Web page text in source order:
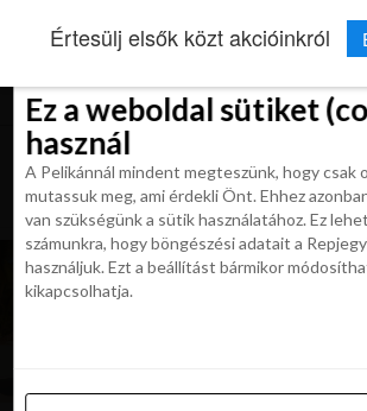
Új Repjegykirály alkalmazás
Aktuális hírek, cikkek és TOP utazási
Beleegyezés Részletek
Ez a weboldal sütiket
használ
A Pelikánnál mindent megteszünk, hogy csak
mutassuk meg, ami érdekli Önt. Ehhez
van szükségünk a sütik használatához. Ez
számunkra, hogy böngészési adatait a
használjuk. Ezt a beállítást bármikor
Elutasít
Beleegyezés Részletek
Ez a weboldal sütiket
használ
A Pelikánnál mindent megteszünk, hogy csak
mutassuk meg, ami érdekli Önt. Ehhez
van szükségünk a sütik használatához. Ez
számunkra, hogy böngészési adatait a
használjuk. Ezt a beállítást bármikor
kikapcsolhatja.
Értesülj elsők közt akcióinkról